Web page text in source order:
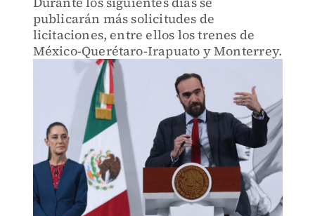
publicarán más solicitudes de
licitaciones, entre ellos los trenes de
México-Querétaro-Irapuato y Monterrey.